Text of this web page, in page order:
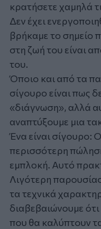
κρατήσετε χαμηλά
Δεν έχει
βρήκαμε το σημείο
στη ζωή του είναι
του.
Όποιο και από τα
σίγουρο είναι πως
«διάγνωση», αλλά
αναπτύξουμε μια
Ένα είναι σίγουρο:
περισσότερη
εμπλοκή. Αυτό
Λιγότερη
τα τεχνικά
διαβεβαιώνουμε
που θα καλύπτουν